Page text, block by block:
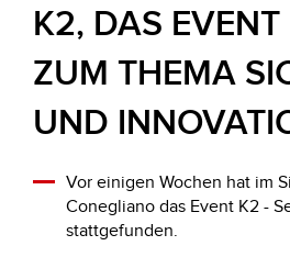
K2, DAS EVENT
ZUM THEMA
UND
Vor einigen Wochen hat im
Conegliano das Event K2 -
stattgefunden.